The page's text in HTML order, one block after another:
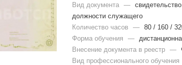
Вид документа —
должности служащего
Количество часов
— 80 / 160 /
Форма обучения
—
Внесение документа в реестр —
Вид профессионального обучения